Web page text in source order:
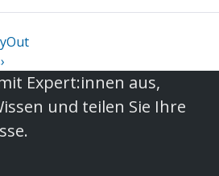
›
Expert:innen aus,
und teilen Sie Ihre